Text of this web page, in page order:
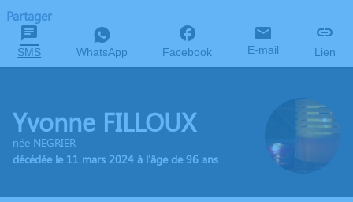
Partager
SMS WhatsApp Facebook E-mail Lien
Yvonne FILLOUX
née NEGRIER
décédée le 11 mars 2024 à l'âge de 96 ans